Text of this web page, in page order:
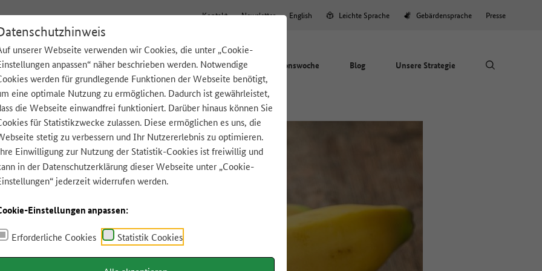
unserer Webseite verwenden wir Cookies, die unter „Cookie-
anpassen“ näher beschrieben werden. Notwendige
werden für grundlegende Funktionen der Webseite benötigt,
eine optimale Nutzung zu ermöglichen. Dadurch ist gewährleistet,
die Webseite einwandfrei funktioniert. Darüber hinaus können Sie
für Statistikzwecke zulassen. Diese ermöglichen es uns, die
stetig zu verbessern und Ihr Nutzererlebnis zu optimieren.
Einwilligung zur Nutzung der Statistik-Cookies ist freiwillig und
in der Datenschutzerklärungdieser Webseite unter „Cookie-
jederzeit widerrufen werden.
Einstellungen anpassen:
Erforderliche Cookies Statistik Cookies
Kontakt Newsletter English Leichte Sprache Gebärdensprache Presse
Tipps für zu Hause Lebensmittel A-Z App Aktionswoche Blog Unsere Strategie